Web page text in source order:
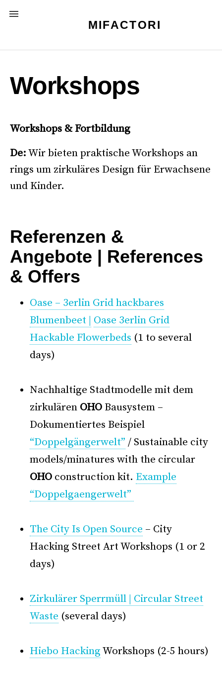
MENU
MIFACTORI
Workshops
Workshops & Fortbildung
De:Wir bieten praktische Workshops an
rings um zirkuläres Design für Erwachsene
und Kinder.
Referenzen &
Angebote | References
& Offers
Oase – 3erlin Grid hackbares
Blumenbeet |
Oase 3erlin Grid
Hackable Flowerbeds (1 to several
days)
Nachhaltige Stadtmodelle mit dem
zirkulären OHO Bausystem –
Dokumentiertes Beispiel
“Doppelgängerwelt” / Sustainable city
models/minatures with the circular
OHO construction kit. Example
“Doppelgaengerwelt”
The City Is Open Source – City
Hacking Street Art Workshops (1 or 2
days)
Zirkulärer Sperrmüll | Circular Street
Waste (several days)
Hiebo HackingWorkshops (2-5 hours)